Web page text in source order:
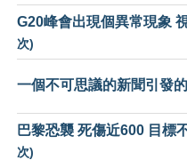
G20峰會出現個異常現象
次)
一個不可思議的新聞引發
巴黎恐襲 死傷近600 目標
次)